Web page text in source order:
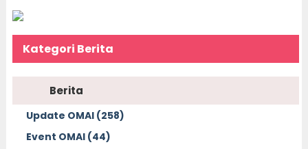
Kategori Berita
Berita
Update OMAI (258)
Event OMAI (44)